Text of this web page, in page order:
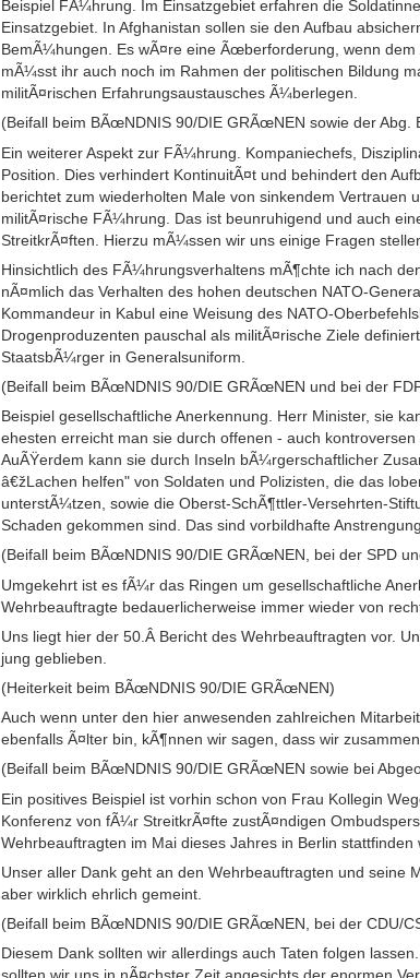
Beispiel FÃ¼hrung. Im Einsatzgebiet erfahren die
Einsatzgebiet. In Afghanistan sollen sie den Aufbau
BemÃ¼hungen. Es wÃ¤re eine Ãœberforderung, wenn
mÃ¼sst ihr auch noch im Rahmen der politischen Bildung
militÃ¤rischen Erfahrungsaustausches Ã¼berlegen.
(Beifall beim BÃœNDNIS 90/DIE GRÃœNEN sowie der Abg.
Ein weiterer Aspekt zur FÃ¼hrung. Kompaniechefs,
Position. Dies verhindert KontinuitÃ¤t und behindert den
berichtet zum wiederholten Male von sinkendem Vertrauen
militÃ¤rische FÃ¼hrung. Das ist beunruhigend und auch
StreitkrÃ¤ften. Hierzu mÃ¼ssen wir uns einige Fragen
Hinsichtlich des FÃ¼hrungsverhaltens mÃ¶chte ich nach
nÃ¤mlich das Verhalten des hohen deutschen NATO-
Kommandeur in Kabul eine Weisung des NATO-
Drogenproduzenten pauschal als militÃ¤rische Ziele
StaatsbÃ¼rger in Generalsuniform.
(Beifall beim BÃœNDNIS 90/DIE GRÃœNEN und bei der
Beispiel gesellschaftliche Anerkennung. Herr Minister, sie
ehesten erreicht man sie durch offenen - auch
AuÃŸerdem kann sie durch Inseln bÃ¼rgerschaftlicher
â€žLachen helfen" von Soldaten und Polizisten, die das
unterstÃ¼tzen, sowie die Oberst-SchÃ¶ttler-Versehrten-
Schaden gekommen sind. Das sind vorbildhafte
(Beifall beim BÃœNDNIS 90/DIE GRÃœNEN, bei der SPD
Umgekehrt ist es fÃ¼r das Ringen um gesellschaftliche
Wehrbeauftragte bedauerlicherweise immer wieder von
Uns liegt hier der 50.Â Bericht des Wehrbeauftragten vor.
jung geblieben.
(Heiterkeit beim BÃœNDNIS 90/DIE GRÃœNEN)
Auch wenn unter den hier anwesenden zahlreichen
ebenfalls Ã¤lter bin, kÃ¶nnen wir sagen, dass wir
(Beifall beim BÃœNDNIS 90/DIE GRÃœNEN sowie bei
Ein positives Beispiel ist vorhin schon von Frau Kollegin
Konferenz von fÃ¼r StreitkrÃ¤fte zustÃ¤ndigen
Wehrbeauftragten im Mai dieses Jahres in Berlin stattfinden
Unser aller Dank geht an den Wehrbeauftragten und seine
aber wirklich ehrlich gemeint.
(Beifall beim BÃœNDNIS 90/DIE GRÃœNEN, bei der CDU/
Diesem Dank sollten wir allerdings auch Taten folgen